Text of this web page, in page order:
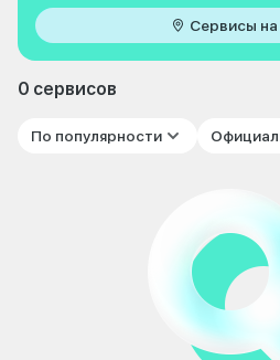
Сервисы на
0 сервисов
По популярности